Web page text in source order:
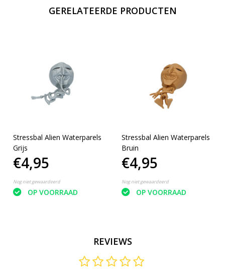
GERELATEERDE PRODUCTEN
Stressbal Alien Waterparels
Grijs
€4,95
Nog niet gewaardeerd
OP VOORRAAD
Stressbal Alien Waterparels
Bruin
€4,95
Nog niet gewaardeerd
OP VOORRAAD
REVIEWS